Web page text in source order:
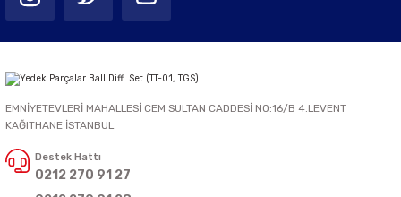
EMNİYETEVLERİ MAHALLESİ CEM SULTAN CADDESİ NO:16/B 4.LEVENT
KAĞITHANE İSTANBUL
Destek Hattı
0212 270 91 27